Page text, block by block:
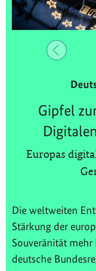
Gipfel
Europas
Die weltweiten
Stärkung der
Souveränität
deutsche